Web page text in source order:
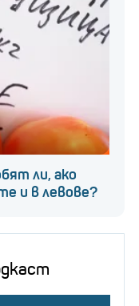
ли, ако
и в левове?